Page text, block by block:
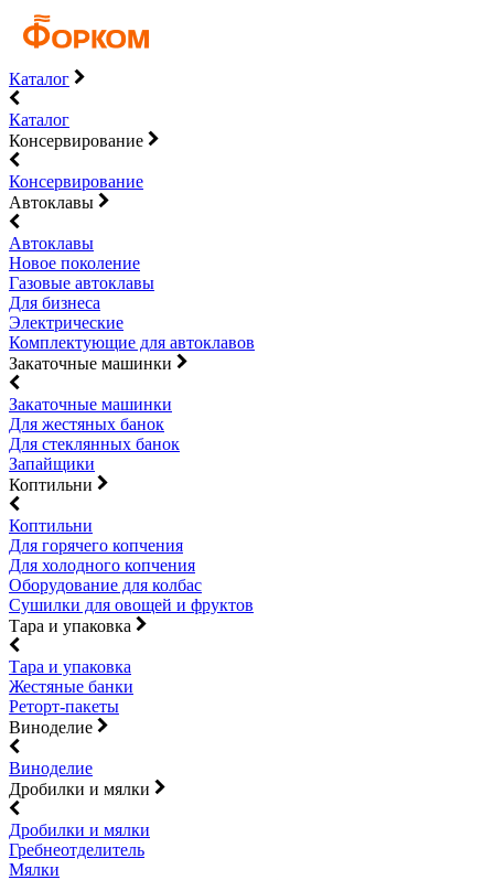
Каталог
Каталог
Консервирование
Консервирование
Автоклавы
Автоклавы
Новое поколение
Газовые автоклавы
Для бизнеса
Электрические
Комплектующие для автоклавов
Закаточные машинки
Закаточные машинки
Для жестяных банок
Для стеклянных банок
Запайщики
Коптильни
Коптильни
Для горячего копчения
Для холодного копчения
Оборудование для колбас
Сушилки для овощей и фруктов
Тара и упаковка
Тара и упаковка
Жестяные банки
Реторт-пакеты
Виноделие
Виноделие
Дробилки и мялки
Дробилки и мялки
Гребнеотделитель
Мялки